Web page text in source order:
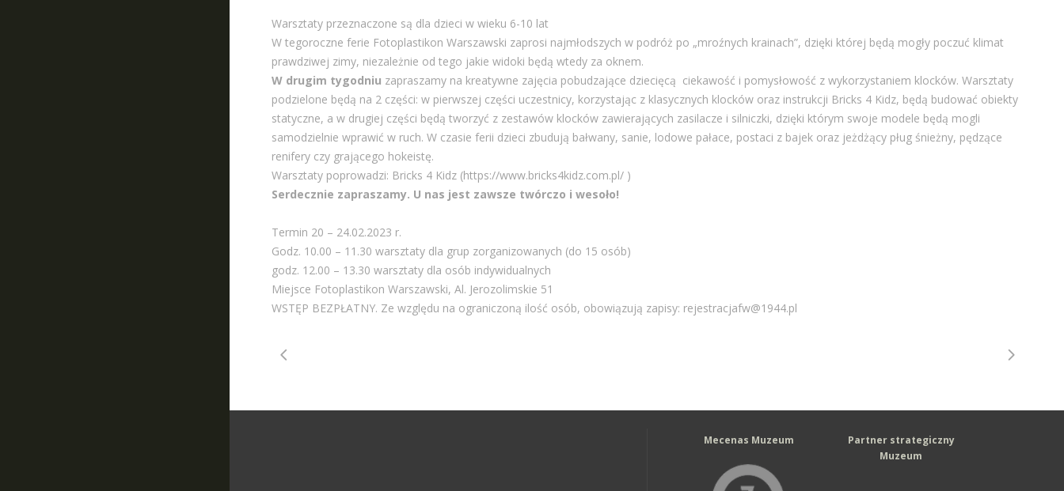
Warsztaty przeznaczone są dla dzieci w wieku 6-10 lat
W tegoroczne ferie Fotoplastikon Warszawski zaprosi najmłodszych w podróż po „mroźnych krainach”, dzięki której będą mogły poczuć klimat
prawdziwej zimy, niezależnie od tego jakie widoki będą wtedy za oknem.
W drugim tygodniu zapraszamy na kreatywne zajęcia pobudzające dziecięcą ciekawość i pomysłowość z wykorzystaniem klocków. Warsztaty
podzielone będą na 2 części: w pierwszej części uczestnicy, korzystając z klasycznych klocków oraz instrukcji Bricks 4 Kidz, będą budować obiekty
statyczne, a w drugiej części będą tworzyć z zestawów klocków zawierających zasilacze i silniczki, dzięki którym swoje modele będą mogli
samodzielnie wprawić w ruch. W czasie ferii dzieci zbudują bałwany, sanie, lodowe pałace, postaci z bajek oraz jeżdżący pług śnieżny, pędzące
renifery czy grającego hokeistę.
Warsztaty poprowadzi: Bricks 4 Kidz (https://www.bricks4kidz.com.pl/ )
Serdecznie zapraszamy. U nas jest zawsze twórczo i wesoło!
Termin 20 – 24.02.2023 r.
Godz. 10.00 – 11.30 warsztaty dla grup zorganizowanych (do 15 osób)
godz. 12.00 – 13.30 warsztaty dla osób indywidualnych
Miejsce Fotoplastikon Warszawski, Al. Jerozolimskie 51
WSTĘP BEZPŁATNY. Ze względu na ograniczoną ilość osób, obowiązują zapisy: rejestracjafw@1944.pl
Mecenas Muzeum
Partner strategiczny
Muzeum